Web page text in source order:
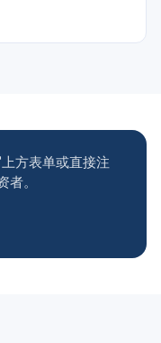
方表单或直接注
。